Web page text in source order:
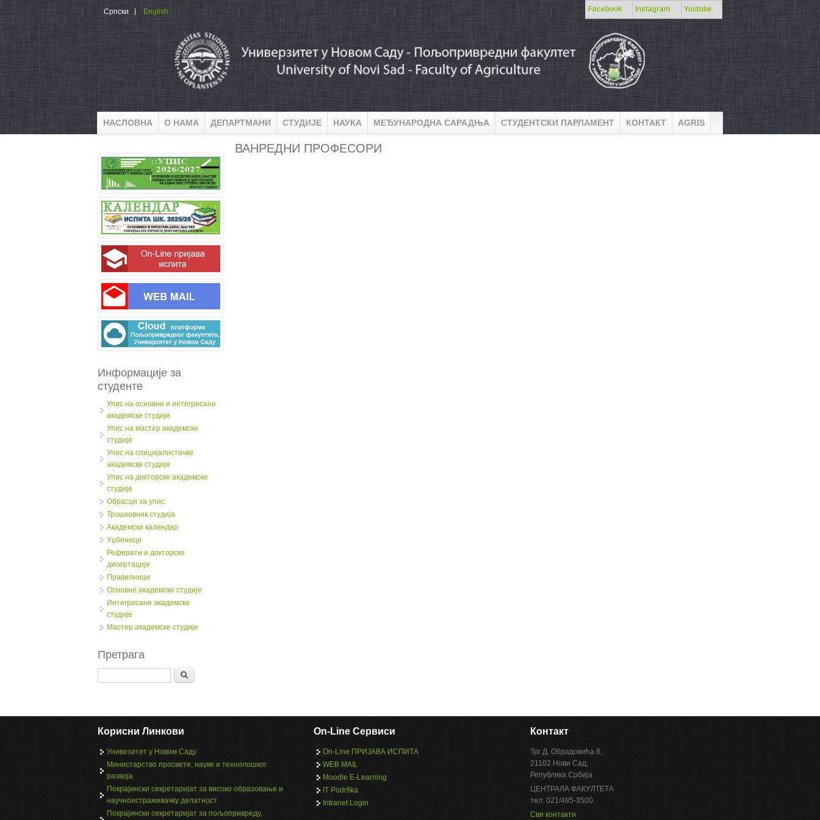
Skip to main content Facebook Instagram Youtube
Српски English
НАСЛОВНА О НАМА ДЕПАРТМАНИ СТУДИЈЕ НАУКА МЕЂУНАРОДНА САРАДЊА СТУДЕНТСКИ ПАРЛАМЕНТ КОНТАКТ AGRIS
ВАНРЕДНИ ПРОФЕСОРИ
Информације за
студенте
Упис на основне и интегрисане
академске студије
Упис на мастер академске
студије
Упис на специјалистичке
академске студије
Упис на докторске академске
студије
Обрасци за упис
Трошковник студија
Академски календар
Уџбеници
Реферати и докторске
дисертације
Правилници
Oсновне академске студије
Интегрисане академске
студије
Мастер академске студије
Претрага
Корисни Линкови
Унивезитет у Новом Саду
Министарство просвете, науке и технолошког
развоја
Покрајински секретаријат за високо образовање и
научноистраживачку делатност
Покрајински секретаријат за пољопривреду,
On-Line Сервиси
On-Line ПРИЈАВА ИСПИТА
WEB MAIL
Moodle E-Learning
IT Podrška
Intranet Login
Контакт
Трг Д. Обрадовића 8,
21102 Нови Сад,
Република Србија
ЦЕНТРАЛА ФАКУЛТЕТА
тел: 021/485-3500
Сви контакти